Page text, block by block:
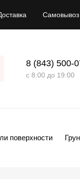
Самовывоз
8 (843) 500-
с 8:00 до 19:00
поверхности